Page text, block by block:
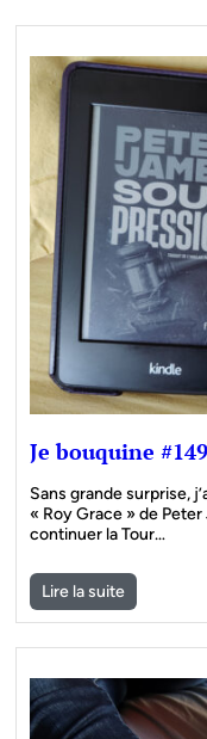
Je bouquine #149
Sans grande surprise,
« Roy Grace » de Peter
continuer la Tour…
Lire la suite